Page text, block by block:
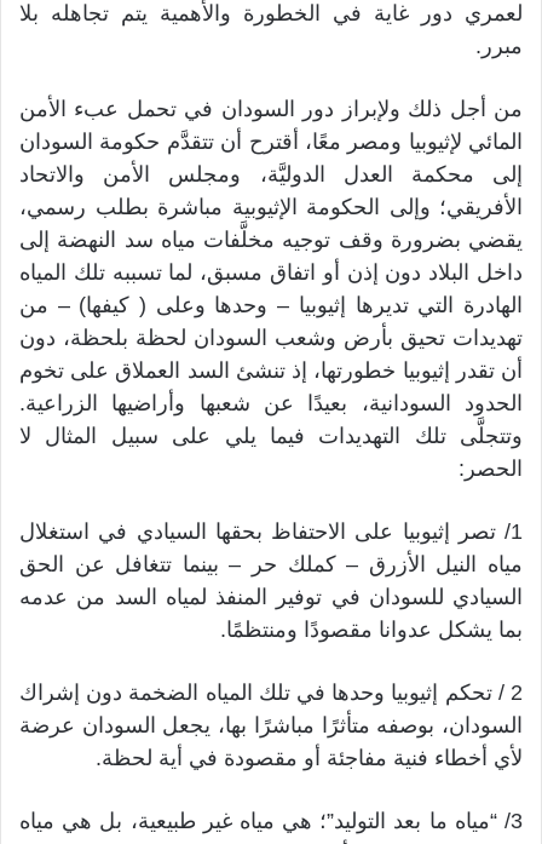
لعمري دور غاية في الخطورة والأهمية يتم تجاهله بلا
مبرر.
من أجل ذلك ولإبراز دور السودان في تحمل عبء الأمن
المائي لإثيوبيا ومصر معًا، أقترح أن تتقدَّم حكومة السودان
إلى محكمة العدل الدوليَّة، ومجلس الأمن والاتحاد
الأفريقي؛ وإلى الحكومة الإثيوبية مباشرة بطلب رسمي،
يقضي بضرورة وقف توجيه مخلَّفات مياه سد النهضة إلى
داخل البلاد دون إذن أو اتفاق مسبق، لما تسببه تلك المياه
الهادرة التي تديرها إثيوبيا – وحدها وعلى ( كيفها) – من
تهديدات تحيق بأرض وشعب السودان لحظة بلحظة، دون
أن تقدر إثيوبيا خطورتها، إذ تنشئ السد العملاق على تخوم
الحدود السودانية، بعيدًا عن شعبها وأراضيها الزراعية.
وتتجلَّى تلك التهديدات فيما يلي على سبيل المثال لا
الحصر:
1/ تصر إثيوبيا على الاحتفاظ بحقها السيادي في استغلال
مياه النيل الأزرق – كملك حر – بينما تتغافل عن الحق
السيادي للسودان في توفير المنفذ لمياه السد من عدمه
بما يشكل عدوانا مقصودًا ومنتظمًا.
2 / تحكم إثيوبيا وحدها في تلك المياه الضخمة دون إشراك
السودان، بوصفه متأثرًا مباشرًا بها، يجعل السودان عرضة
لأي أخطاء فنية مفاجئة أو مقصودة في أية لحظة.
3/ “مياه ما بعد التوليد”؛ هي مياه غير طبيعية، بل هي مياه